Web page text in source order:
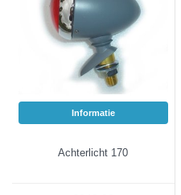
Informatie
Achterlicht 170